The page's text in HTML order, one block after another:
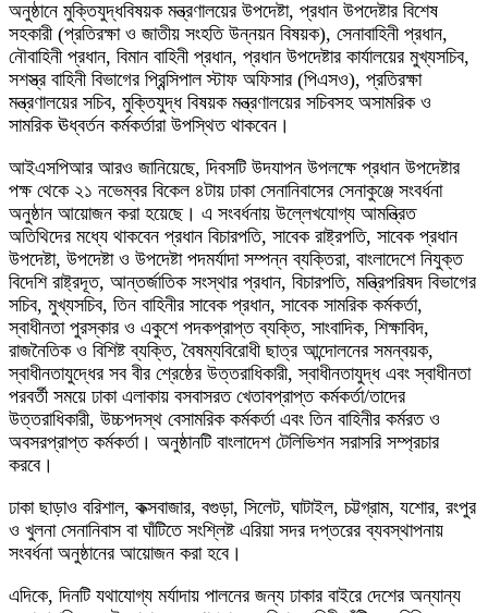
অনুষ্ঠানে মুক্তিযুদ্ধবিষয়ক মন্ত্রণালয়ের উপদেষ্টা, প্রধান উপদেষ্টার বিশেষ
সহকারী (প্রতিরক্ষা ও জাতীয় সংহতি উন্নয়ন বিষয়ক), সেনাবাহিনী প্রধান,
নৌবাহিনী প্রধান, বিমান বাহিনী প্রধান, প্রধান উপদেষ্টার কার্যালয়ের মুখ্যসচিব,
সশস্ত্র বাহিনী বিভাগের প্রিন্সিপাল স্টাফ অফিসার (পিএসও), প্রতিরক্ষা
মন্ত্রণালয়ের সচিব, মুক্তিযুদ্ধ বিষয়ক মন্ত্রণালয়ের সচিবসহ অসামরিক ও
সামরিক ঊধ্বর্তন কর্মকর্তারা উপস্থিত থাকবেন।
আইএসপিআর আরও জানিয়েছে, দিবসটি উদযাপন উপলক্ষে প্রধান উপদেষ্টার
পক্ষ থেকে ২১ নভেম্বর বিকেল ৪টায় ঢাকা সেনানিবাসের সেনাকুঞ্জে সংবর্ধনা
অনুষ্ঠান আয়োজন করা হয়েছে। এ সংবর্ধনায় উল্লেখযোগ্য আমন্ত্রিত
অতিথিদের মধ্যে থাকবেন প্রধান বিচারপতি, সাবেক রাষ্ট্রপতি, সাবেক প্রধান
উপদেষ্টা, উপদেষ্টা ও উপদেষ্টা পদমর্যাদা সম্পন্ন ব্যক্তিরা, বাংলাদেশে নিযুক্ত
বিদেশি রাষ্ট্রদূত, আন্তর্জাতিক সংস্থার প্রধান, বিচারপতি, মন্ত্রিপরিষদ বিভাগের
সচিব, মুখ্যসচিব, তিন বাহিনীর সাবেক প্রধান, সাবেক সামরিক কর্মকর্তা,
স্বাধীনতা পুরস্কার ও একুশে পদকপ্রাপ্ত ব্যক্তি, সাংবাদিক, শিক্ষাবিদ,
রাজনৈতিক ও বিশিষ্ট ব্যক্তি, বৈষম্যবিরোধী ছাত্র আন্দোলনের সমন্বয়ক,
স্বাধীনতাযুদ্ধের সব বীর শ্রেষ্ঠের উত্তরাধিকারী, স্বাধীনতাযুদ্ধ এবং স্বাধীনতা
পরবর্তী সময়ে ঢাকা এলাকায় বসবাসরত খেতাবপ্রাপ্ত কর্মকর্তা/তাদের
উত্তরাধিকারী, উচ্চপদস্থ বেসামরিক কর্মকর্তা এবং তিন বাহিনীর কর্মরত ও
অবসরপ্রাপ্ত কর্মকর্তা। অনুষ্ঠানটি বাংলাদেশ টেলিভিশন সরাসরি সম্প্রচার
করবে।
ঢাকা ছাড়াও বরিশাল, কক্সবাজার, বগুড়া, সিলেট, ঘাটাইল, চট্টগ্রাম, যশোর, রংপুর
ও খুলনা সেনানিবাস বা ঘাঁটিতে সংশ্লিষ্ট এরিয়া সদর দপ্তরের ব্যবস্থাপনায়
সংবর্ধনা অনুষ্ঠানের আয়োজন করা হবে।
এদিকে, দিনটি যথাযোগ্য মর্যাদায় পালনের জন্য ঢাকার বাইরে দেশের অন্যান্য